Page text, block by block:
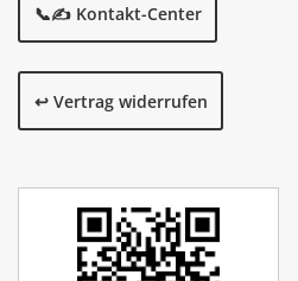
📞✍️ Kontakt-Center
↩️ Vertrag widerrufen